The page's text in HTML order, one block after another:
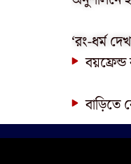
‘রং-ধর্ম
বাড়িতে
চেক